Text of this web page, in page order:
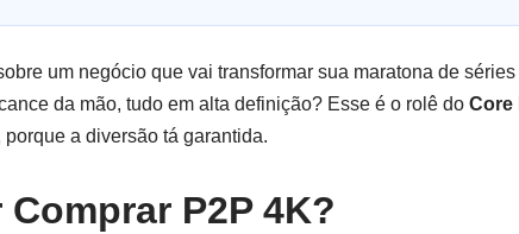
um negócio que vai transformar sua maratona de séries
da mão, tudo em alta definição? Esse é o rolê do Core
a diversão tá garantida.
P2P 4K?